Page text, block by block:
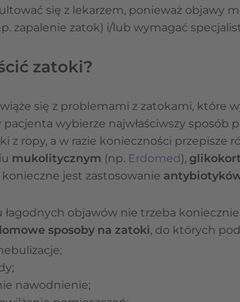
się z lekarzem, ponieważ objawy
zapalenie zatok) i/lub wymagać
zatoki?
się z problemami z zatokami, które
pacjenta wybierze najwłaściwszy
z ropy, a w razie konieczności przepisze
mukolitycznym (np. Erdomed),
jest zastosowanie
łagodnych objawów nie trzeba
sposoby na zatoki, do których
nawodnienie;